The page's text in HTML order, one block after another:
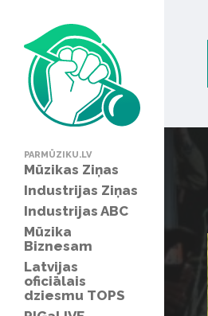
PARMŪZIKU.LV
Mūzikas Ziņas
Industrijas Ziņas
Industrijas ABC
Mūzika
Biznesam
Latvijas
oficiālais
dziesmu TOPS